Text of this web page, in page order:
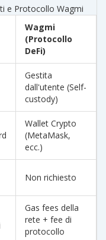
aggiuntivi: smart
della catena.
multi-chain
varia da una rete
e Protocollo Wagmi
Wagmi
(Protocollo
DeFi)
Gestita
dall'utente (Self-
custody)
Wallet Crypto
(MetaMask,
ecc.)
Non richiesto
Gas fees della
rete + fee di
protocollo